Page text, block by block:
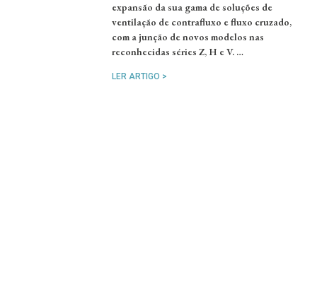
expansão da sua gama de soluções de
ventilação de contrafluxo e fluxo cruzado,
com a junção de novos modelos nas
reconhecidas séries Z, H e V. …
LER ARTIGO >